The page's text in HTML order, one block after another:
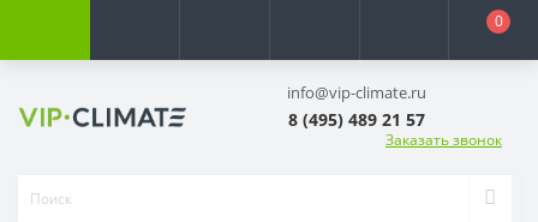
0
info@vip-climate.ru
8 (495) 489 21 57
Заказать звонок